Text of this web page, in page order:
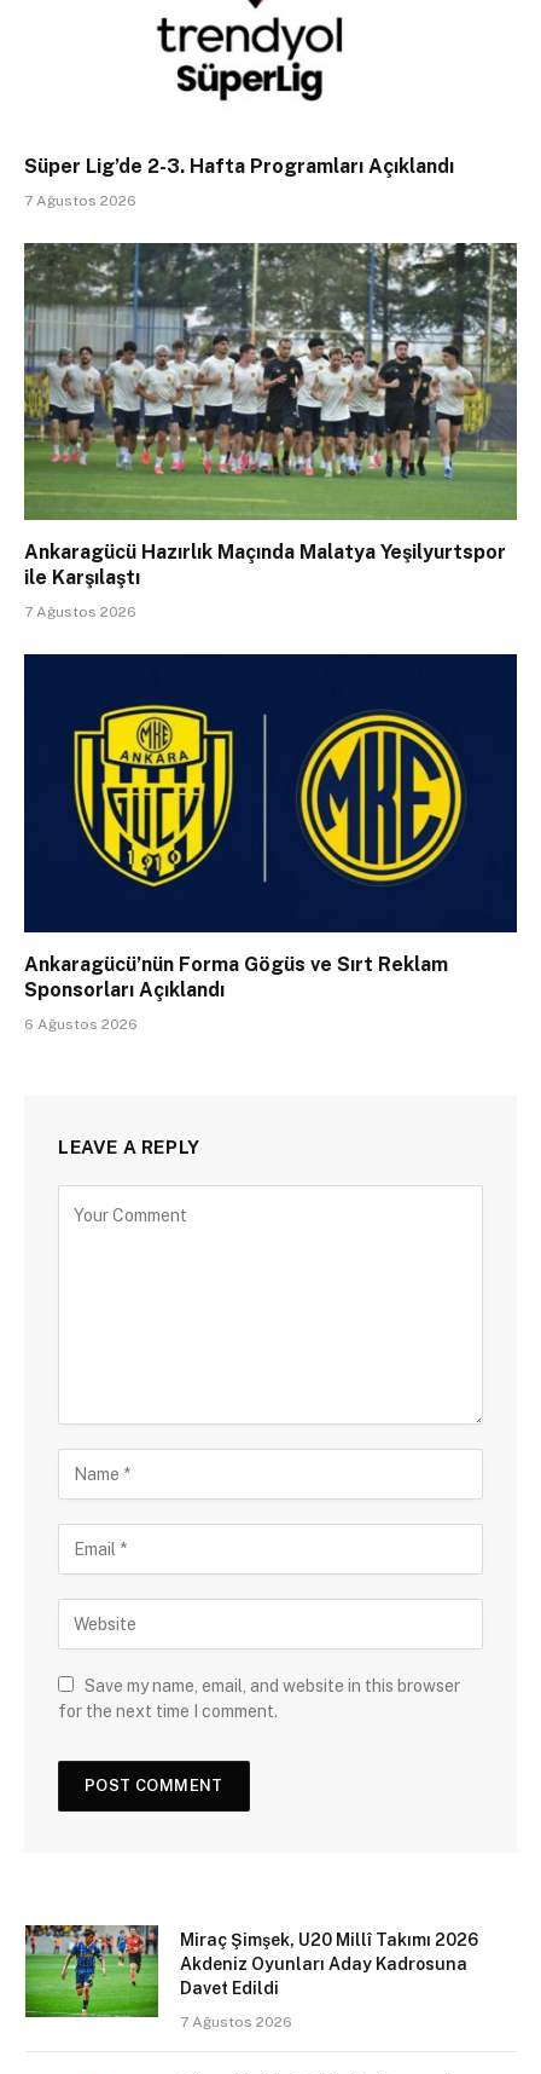
Süper Lig’de 2-3. Hafta Programları Açıklandı
7 Ağustos 2026
Ankaragücü Hazırlık Maçında Malatya Yeşilyurtspor
ile Karşılaştı
7 Ağustos 2026
Ankaragücü’nün Forma Gögüs ve Sırt Reklam
Sponsorları Açıklandı
6 Ağustos 2026
LEAVE A REPLY
Save my name, email, and website in this browser
for the next time I comment.
Miraç Şimşek, U20 Millî Takımı 2026
Akdeniz Oyunları Aday Kadrosuna
Davet Edildi
7 Ağustos 2026